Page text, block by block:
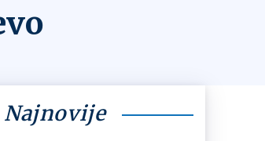
Najnovije